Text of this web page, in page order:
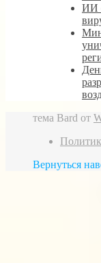
ИИ
тема Bard от
Вернуться